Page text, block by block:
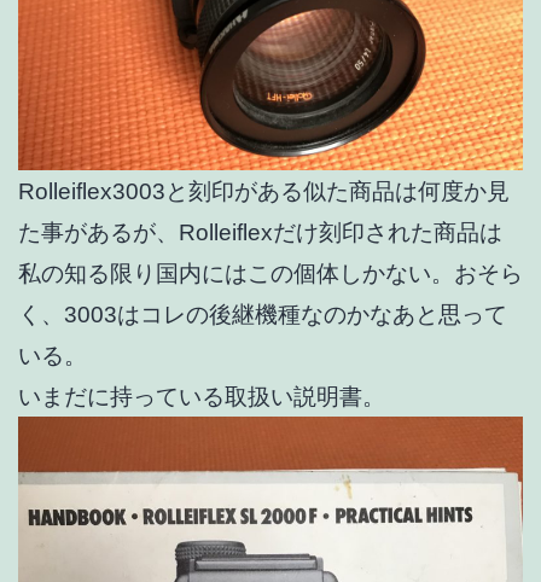
Rolleiflex3003と刻印がある似た商品は何度か見
た事があるが、Rolleiflexだけ刻印された商品は
私の知る限り国内にはこの個体しかない。おそら
く、3003はコレの後継機種なのかなあと思って
いる。
いまだに持っている取扱い説明書。